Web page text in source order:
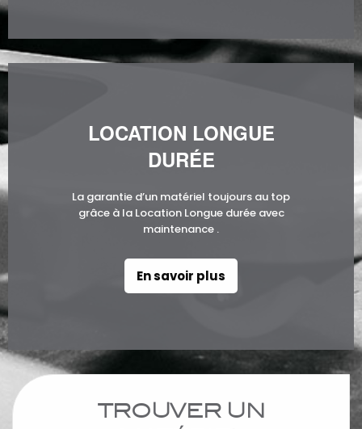
LOCATION LONGUE
DURÉE
La garantie d’un matériel toujours au top
grâce à la Location Longue durée avec
maintenance .
En savoir plus
TROUVER UN